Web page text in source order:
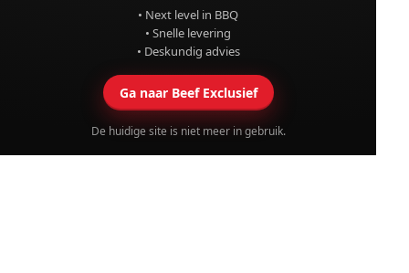
• Next level in BBQ
• Snelle levering
• Deskundig advies
Ga naar Beef Exclusief
De huidige site is niet meer in gebruik.